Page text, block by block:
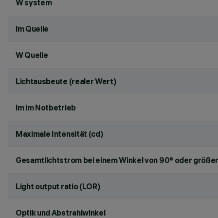
W system
lm Quelle
W Quelle
Lichtausbeute (realer Wert)
lm im Notbetrieb
Maximale Intensität (cd)
Gesamtlichtstrom bei einem Winkel von 90° oder
Light output ratio (LOR)
Optik und Abstrahlwinkel